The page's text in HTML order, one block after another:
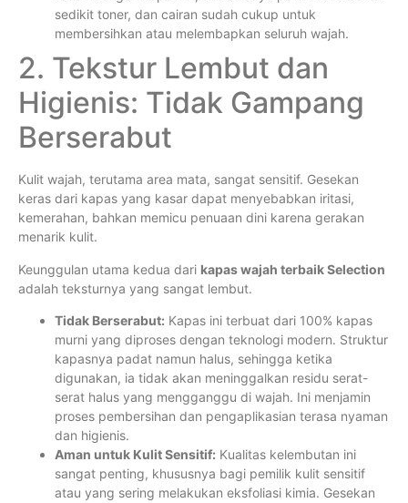
sedikit toner, dan cairan sudah cukup untuk
membersihkan atau melembapkan seluruh wajah.
2. Tekstur Lembut dan
Higienis: Tidak Gampang
Berserabut
Kulit wajah, terutama area mata, sangat sensitif. Gesekan
keras dari kapas yang kasar dapat menyebabkan iritasi,
kemerahan, bahkan memicu penuaan dini karena gerakan
menarik kulit.
Keunggulan utama kedua dari kapas wajah terbaik Selection
adalah teksturnya yang sangat lembut.
Tidak Berserabut: Kapas ini terbuat dari 100% kapas
murni yang diproses dengan teknologi modern. Struktur
kapasnya padat namun halus, sehingga ketika
digunakan, ia tidak akan meninggalkan residu serat-
serat halus yang mengganggu di wajah. Ini menjamin
proses pembersihan dan pengaplikasian terasa nyaman
dan higienis.
Aman untuk Kulit Sensitif: Kualitas kelembutan ini
sangat penting, khususnya bagi pemilik kulit sensitif
atau yang sering melakukan eksfoliasi kimia. Gesekan